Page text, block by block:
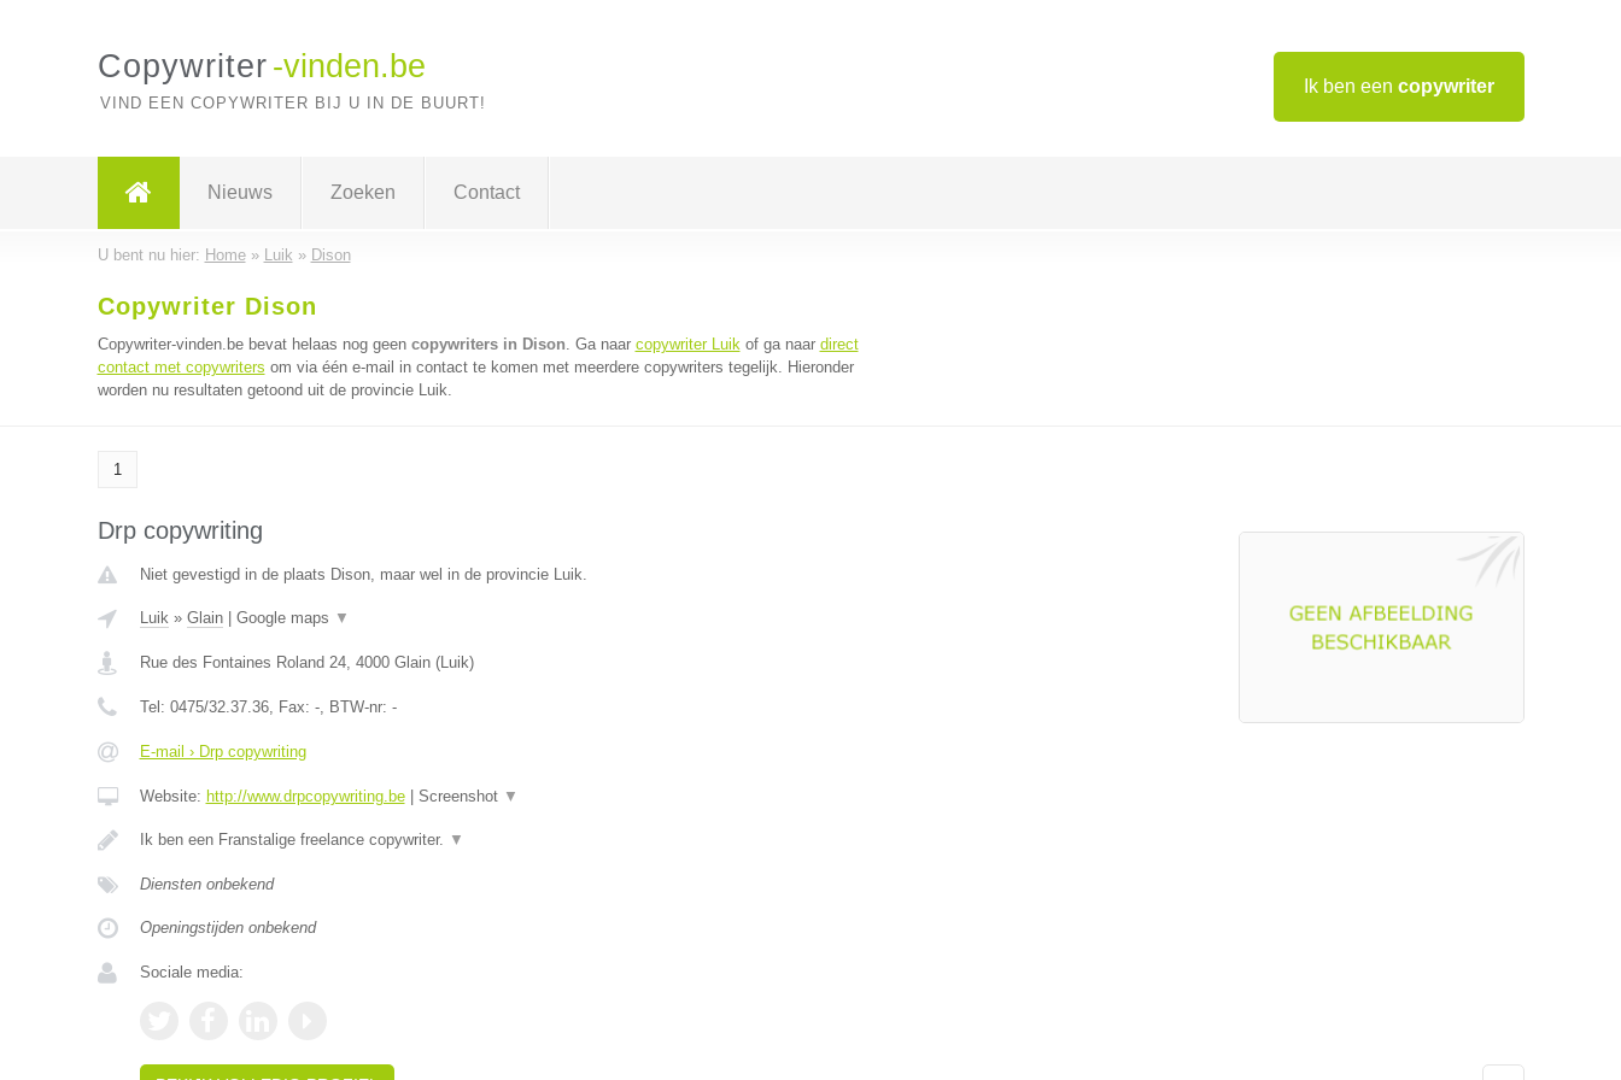
Ik ben een copywriter
Copywriter -vinden.be
VIND EEN COPYWRITER BIJ U IN DE BUURT!
Nieuws Zoeken Contact
U bent nu hier: Home» Luik » Dison
Copywriter Dison
Copywriter-vinden.be bevat helaas nog geen copywriters in Dison. Ga naar copywriter Luikof ga naar direct
contact met copywriters om via één e-mail in contact te komen met meerdere copywriters tegelijk. Hieronder
worden nu resultaten getoond uit de provincie Luik.
1
Drp copywriting
Niet gevestigd in de plaats Dison, maar wel in de provincie Luik.
Luik» Glain| Google maps ▼
Rue des Fontaines Roland 24, 4000 Glain(Luik)
Tel: 0475/32.37.36, Fax: -, BTW-nr: -
E-mail › Drp copywriting
Website: http://www.drpcopywriting.be| Screenshot ▼
Ik ben een Franstalige freelance copywriter. ▼
Diensten onbekend
Openingstijden onbekend
Sociale media: